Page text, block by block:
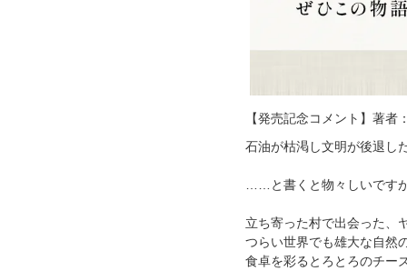
【発売記念コメント】著者
石油が枯渇し文明が後退し
……と書くと物々しいです
立ち寄った村で出会った、
つらい世界でも雄大な自然
食卓を彩るとろとろのチー